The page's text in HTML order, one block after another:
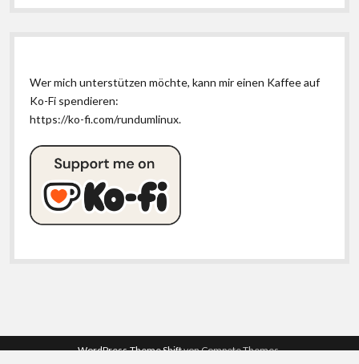
Wer mich unterstützen möchte, kann mir einen Kaffee auf
Ko-Fi spendieren:
https://ko-fi.com/rundumlinux.
WordPress-Theme Shiftvon Compete Themes.